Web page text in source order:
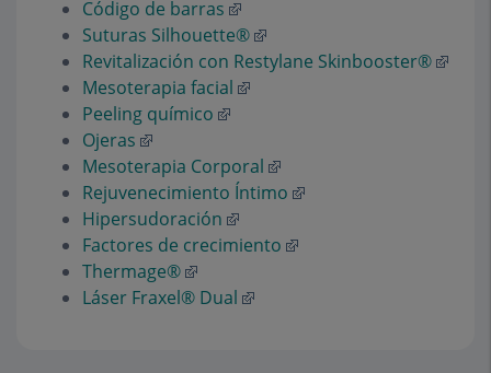
Código de barras
Suturas Silhouette®
Revitalización con Restylane Skinbooster®
Mesoterapia facial
Peeling químico
Ojeras
Mesoterapia Corporal
Rejuvenecimiento Íntimo
Hipersudoración
Factores de crecimiento
Thermage®
Láser Fraxel® Dual